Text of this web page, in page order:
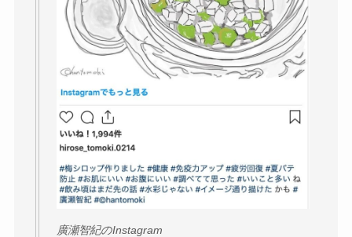
廣瀬智紀のInstagram